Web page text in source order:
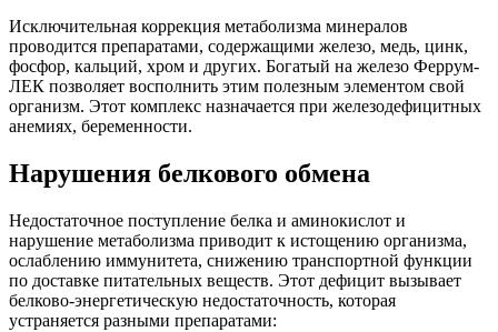
Исключительная коррекция метаболизма минералов
проводится препаратами, содержащими железо, медь, цинк,
фосфор, кальций, хром и других. Богатый на железо Феррум-
ЛЕК позволяет восполнить этим полезным элементом свой
организм. Этот комплекс назначается при железодефицитных
анемиях, беременности.
Нарушения белкового обмена
Недостаточное поступление белка и аминокислот и
нарушение метаболизма приводит к истощению организма,
ослаблению иммунитета, снижению транспортной функции
по доставке питательных веществ. Этот дефицит вызывает
белково-энергетическую недостаточность, которая
устраняется разными препаратами: